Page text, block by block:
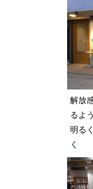
解放
るよ
明る
く